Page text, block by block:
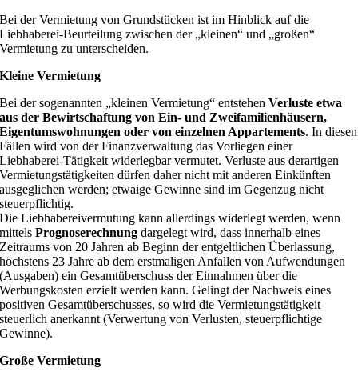
Bei der Vermietung von Grundstücken ist im Hinblick auf die
Liebhaberei-Beurteilung zwischen der „kleinen“ und „großen“
Vermietung zu unterscheiden.
Kleine Vermietung
Bei der sogenannten „kleinen Vermietung“ entstehenVerluste etwa
aus der Bewirtschaftung von Ein- und Zweifamilienhäusern,
Eigentumswohnungen oder von einzelnen Appartements. In diesen
Fällen wird von der Finanzverwaltung das Vorliegen einer
Liebhaberei-Tätigkeit widerlegbar vermutet. Verluste aus derartigen
Vermietungstätigkeiten dürfen daher nicht mit anderen Einkünften
ausgeglichen werden; etwaige Gewinne sind im Gegenzug nicht
steuerpflichtig.
Die Liebhabereivermutung kann allerdings widerlegt werden, wenn
mittelsPrognoserechnungdargelegt wird, dass innerhalb eines
Zeitraums von 20 Jahren ab Beginn der entgeltlichen Überlassung,
höchstens 23 Jahre ab dem erstmaligen Anfallen von Aufwendungen
(Ausgaben) ein Gesamtüberschuss der Einnahmen über die
Werbungskosten erzielt werden kann. Gelingt der Nachweis eines
positiven Gesamtüberschusses, so wird die Vermietungstätigkeit
steuerlich anerkannt (Verwertung von Verlusten, steuerpflichtige
Gewinne).
Große Vermietung